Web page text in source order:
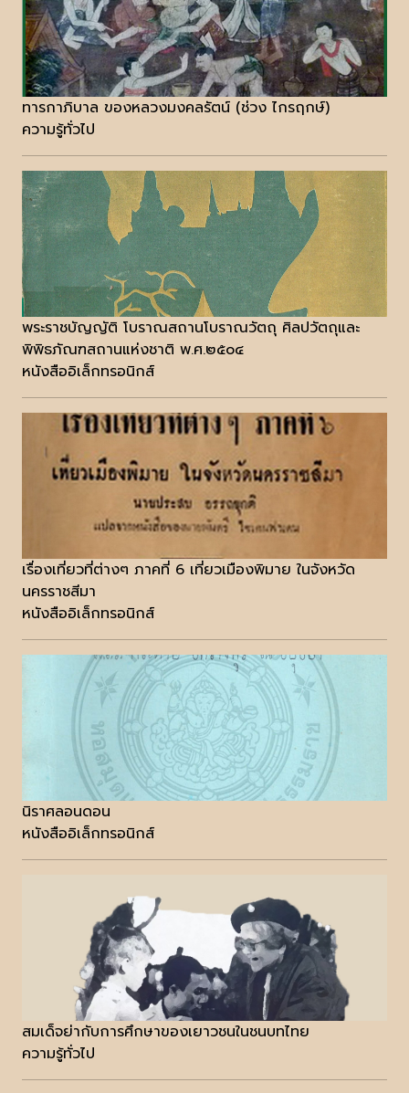
ทารกาภิบาล ของหลวงมงคลรัตน์ (ช่วง ไกรฤกษ์)
ความรู้ทั่วไป
พระราชบัญญัติ โบราณสถานโบราณวัตถุ ศิลปวัตถุและ
พิพิธภัณฑสถานแห่งชาติ พ.ศ.๒๕๐๔
หนังสืออิเล็กทรอนิกส์
เรื่องเที่ยวที่ต่างๆ ภาคที่ 6 เที่ยวเมืองพิมาย ในจังหวัด
นครราชสีมา
หนังสืออิเล็กทรอนิกส์
นิราศลอนดอน
หนังสืออิเล็กทรอนิกส์
สมเด็จย่ากับการศึกษาของเยาวชนในชนบทไทย
ความรู้ทั่วไป